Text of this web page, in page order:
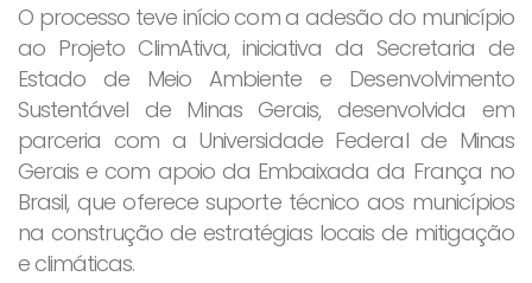
O processo teve início com a adesão do município
ao Projeto ClimAtiva, iniciativa da Secretaria de
Estado de Meio Ambiente e Desenvolvimento
Sustentável de Minas Gerais, desenvolvida em
parceria com a Universidade Federal de Minas
Gerais e com apoio da Embaixada da França no
Brasil, que oferece suporte técnico aos municípios
na construção de estratégias locais de mitigação
e climáticas.